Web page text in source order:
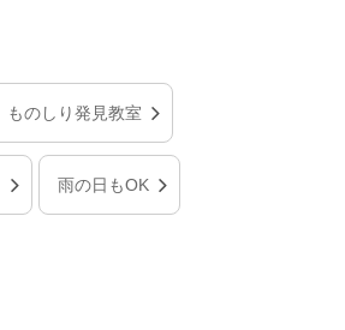
ものしり発見教室
雨の日もOK